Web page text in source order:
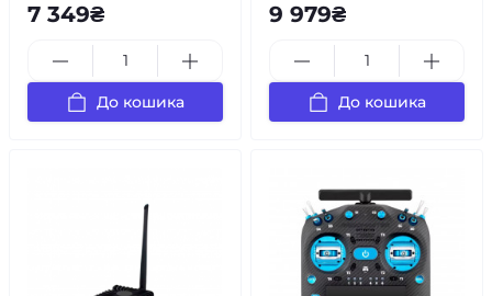
7 349₴
До кошика
9 979₴
До кошика